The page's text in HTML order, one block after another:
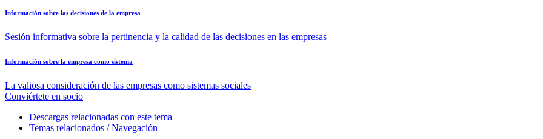
Información sobre las decisiones de la empresa
Sesión informativa sobre la pertinencia y la calidad de las decisiones en las empresas
Información sobre la empresa como sistema
La valiosa consideración de las empresas como sistemas sociales
Conviértete en socio
Descargas relacionadas con este tema
Temas relacionados / Navegación